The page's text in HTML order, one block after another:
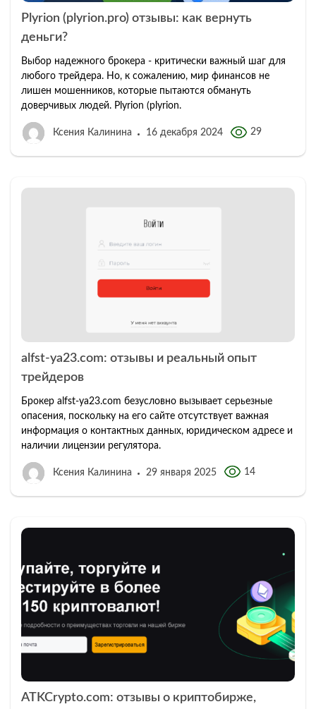
Plyrion (plyrion.pro) отзывы: как вернуть
деньги?
Выбор надежного брокера - критически важный шаг для
любого трейдера. Но, к сожалению, мир финансов не
лишен мошенников, которые пытаются обмануть
доверчивых людей. Plyrion (plyrion.
Ксения Калинина 16 декабря 2024 29
alfst-ya23.com: отзывы и реальный опыт
трейдеров
Брокер alfst-ya23.com безусловно вызывает серьезные
опасения, поскольку на его сайте отсутствует важная
информация о контактных данных, юридическом адресе и
наличии лицензии регулятора.
Ксения Калинина 29 января 2025 14
ATKCrypto.com: отзывы о криптобирже,